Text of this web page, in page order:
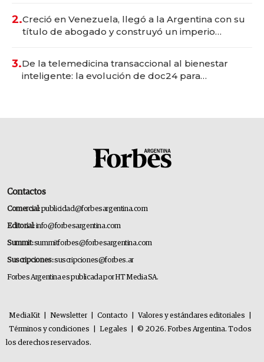
2.Creció en Venezuela, llegó a la Argentina con su
título de abogado y construyó un imperio
3.De la telemedicina transaccional al bienestar
inteligente: la evolución de doc24 para
Contactos
Comercial:publicidad@forbesargentina.com
Editorial:info@forbesargentina.com
Summit:summitforbes@forbesargentina.com
Suscripciones:suscripciones@forbes.ar
Forbes Argentina es publicada por HT Media SA.
MediaKit Newsletter Contacto Valores y estándares editoriales
Términos y condiciones
Legales
© 2026. Forbes Argentina. Todos
los derechos reservados.